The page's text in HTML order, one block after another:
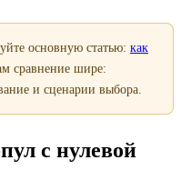
основную статью: как
сравнение шире:
и сценарии выбора.
с нулевой